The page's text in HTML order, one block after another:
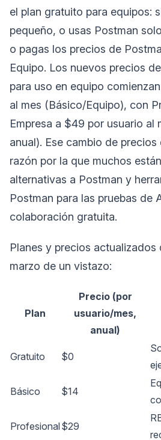
el plan gratuito para equipos:
pequeño, o usas Postman
o pagas los precios de
Equipo. Los nuevos precios
para uso en equipo
al mes (Básico/Equipo), con
Empresa a $49 por usuario al
anual). Ese cambio de
razón por la que muchos
alternativas a Postman y
Postman para las pruebas de
colaboración gratuita.
Planes y precios actualizados
marzo de un vistazo:
Plan
Precio (por
usuario/mes,
anual)
Gratuito $0
Básico $14
Profesional$29